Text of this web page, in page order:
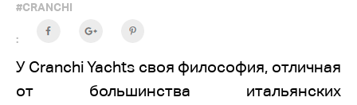
#CRANCHI
:
У Cranchi Yachts своя философия, отличная
от большинства итальянских